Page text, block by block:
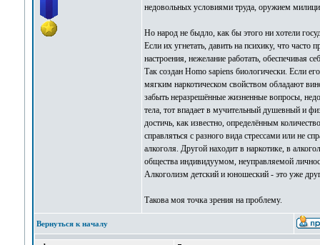
недовольных условиями труда, оружием
Но народ не быдло, как бы этого ни хотели
Если их угнетать, давить на психику, что часто
настроения, нежелание работать,
Так создан Homo sapiens биологически. Если
мягким наркотическом свойством обладают
забыть неразрешённые жизненные вопросы,
тела, тот впадает в мучительный душевный и
достичь, как известно, определённым
справляться с разного вида стрессами или не
алкоголя. Другой находит в наркотике, в
общества индивидуумом, неуправляемой
Алкоголизм детский и юношеский - это уже
Такова моя точка зрения на проблему.
Вернуться к началу